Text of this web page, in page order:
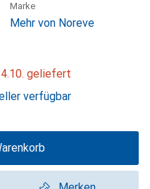
Marke
Mehr von Noreve
geliefert
verfügbar